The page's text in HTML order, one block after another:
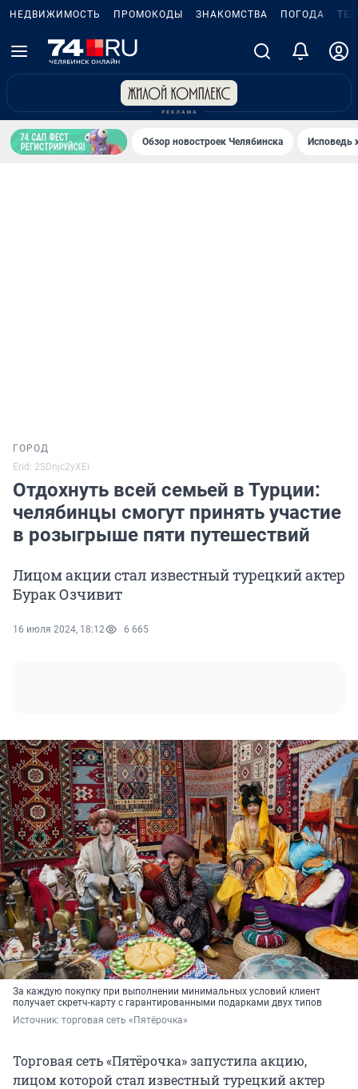
НЕДВИЖИМОСТЬ ПРОМОКОДЫ ЗНАКОМСТВА ПОГОДА
Обзор новостроек Челябинска Исповедь
ГОРОД
Erid: 2SDnjc2yXEi
Отдохнуть всей семьей в Турции:
челябинцы смогут принять участие
в розыгрыше пяти путешествий
Лицом акции стал известный турецкий актер
Бурак Озчивит
16 июля 2024, 18:12 6 665
За каждую покупку при выполнении минимальных условий клиент
получает скретч-карту с гарантированными подарками двух типов
Источник: торговая сеть «Пятёрочка»
Торговая сеть «Пятёрочка» запустила акцию,
лицом которой стал известный турецкий актер